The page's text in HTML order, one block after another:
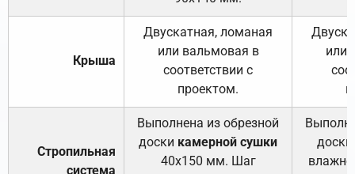
Крыша
Двускатная, ломаная
или вальмовая в
соответствии с
проектом.
или
Стропильная
система
Выполнена из обрезной
доски камерной сушки
40х150 мм. Шаг
доски